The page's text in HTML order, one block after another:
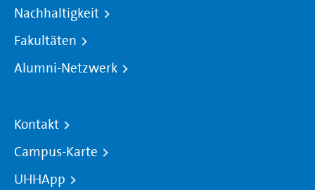
Nachhaltigkeit
Fakultäten
Alumni-Netzwerk
Kontakt
Campus-Karte
UHHApp